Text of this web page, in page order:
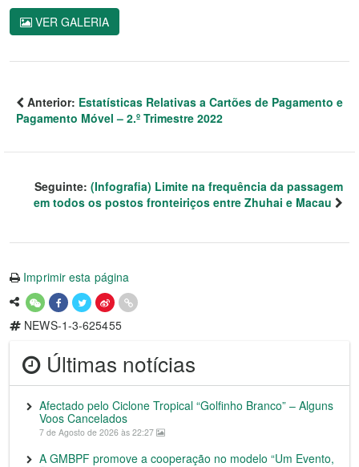
VER GALERIA
Anterior: Estatísticas Relativas a Cartões de Pagamento e
Pagamento Móvel – 2.º Trimestre 2022
Seguinte: (Infografia) Limite na frequência da passagem
em todos os postos fronteiriços entre Zhuhai e Macau
Imprimir esta página
NEWS-1-3-625455
Últimas notícias
Afectado pelo Ciclone Tropical “Golfinho Branco” – Alguns
Voos Cancelados
7 de Agosto de 2026 às 22:27
A GMBPF promove a cooperação no modelo “Um Evento,